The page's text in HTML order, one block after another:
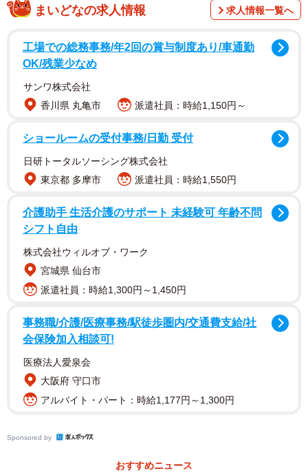
です。怖すぎて何も手につきません」
ボルタレン併用しても痛くて寝られなかったのにこれは相
当痛かっただろうと思う」
まいどなの求人情報 求人情報一覧へ
工場での総務事務/年2回の賞与制度あり/車通勤
OK/残業少なめ
サンワ株式会社
香川県 丸亀市
派遣社員：時給1,150円～
ショールームの受付事務/日勤 受付
日研トータルソーシング株式会社
東京都 多摩市
派遣社員：時給1,550円
介護助手 生活介護のサポート 未経験可 年齢不問
シフト自由
株式会社ウィルオブ・ワーク
宮城県 仙台市
派遣社員：時給1,300円～1,450円
事務職/介護/医療事務/駅徒歩圏内/交通費支給/社
会保険加入相談可!
医療法人愛泉会
大阪府 守口市
アルバイト・パート：時給1,177円～1,300円
Sponsored by
おすすめニュース